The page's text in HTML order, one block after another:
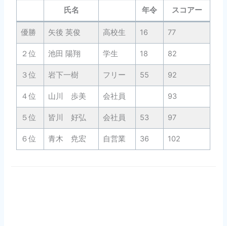
氏名 年令 スコアー
優勝 矢後 英俊 高校生 16 77
２位 池田 陽翔 学生 18 82
３位 岩下一樹 フリー 55 92
４位 山川 歩美 会社員 93
５位 皆川 好弘 会社員 53 97
６位 青木 尭宏 自営業 36 102